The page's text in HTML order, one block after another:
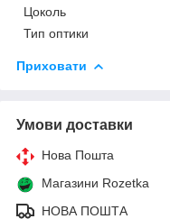
Цоколь
Тип оптики
Приховати
Умови доставки
Нова Пошта
Магазини Rozetka
НОВА ПОШТА